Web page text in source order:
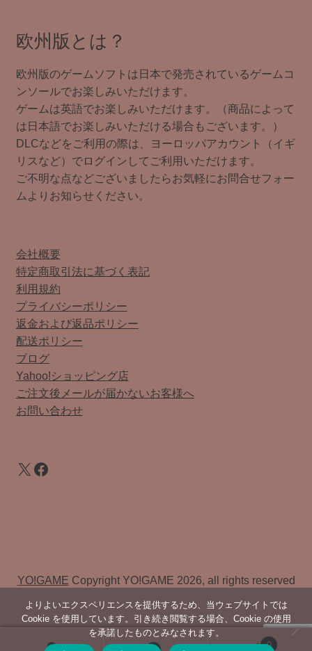
欧州版とは？
欧州版のゲームソフトは日本で発売されているゲームコ
ンソールでお楽しみいただけます。
ゲームは英語でお楽しみいただけます。（商品によって
は日本語でお楽しみいただける場合もございます。）
DLCなどをご利用の際は、ヨーロッパアカウント（イギ
リスなど）でログインしてご利用いただけます。
ご不明な点などございましたらお気軽にお問合せフォー
ムよりお知らせください。
会社概要
特定商取引法に基づく表記
利用規約
プライバシーポリシー
返金および返品ポリシー
配送ポリシー
ブログ
Yahoo!ショッピング店
ご注文後メールが届かないお客様へ
お問い合わせ
X Facebook
YO!GAME Copyright YO!GAME 2026, all rights reserved
0
よりよいエクスペリエンスを提供するため、当ウェブサイトでは
Cookie を使用しています。引き続き閲覧する場合、Cookie の使用
を承諾したものとみなされます。